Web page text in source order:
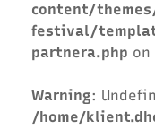
content/
festival/
partnera.php
Warning:
/home/